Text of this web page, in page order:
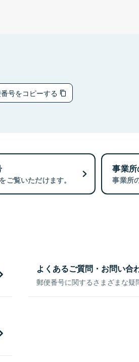
号をコピーする
ご覧いただけます。
事業
事業所
よくあるご質問・お問い合
郵便番号に関するさまざまな疑